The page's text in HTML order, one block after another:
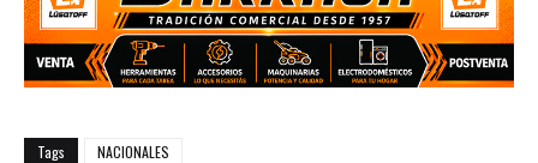
Tags NACIONALES